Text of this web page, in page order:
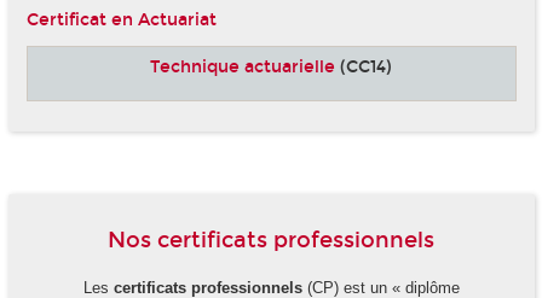
Certificat en Actuariat
Technique actuarielle (CC14)
Nos certificats professionnels
Les certificats professionnels(CP) est un « diplôme